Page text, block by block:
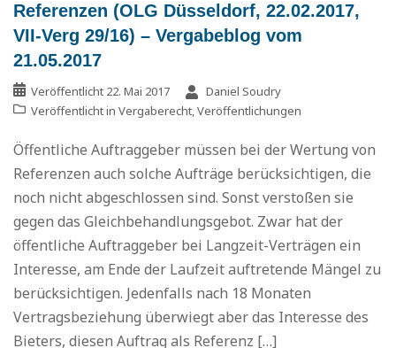
Referenzen (OLG Düsseldorf, 22.02.2017,
VII-Verg 29/16) – Vergabeblog vom
21.05.2017
Veröffentlicht 22. Mai 2017
Daniel Soudry
Veröffentlicht in Vergaberecht,Veröffentlichungen
Öffentliche Auftraggeber müssen bei der Wertung von
Referenzen auch solche Aufträge berücksichtigen, die
noch nicht abgeschlossen sind. Sonst verstoßen sie
gegen das Gleichbehandlungsgebot. Zwar hat der
öffentliche Auftraggeber bei Langzeit-Verträgen ein
Interesse, am Ende der Laufzeit auftretende Mängel zu
berücksichtigen. Jedenfalls nach 18 Monaten
Vertragsbeziehung überwiegt aber das Interesse des
Bieters, diesen Auftrag als Referenz […]